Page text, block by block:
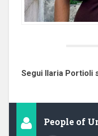
Segui Ilaria Portioli
People of